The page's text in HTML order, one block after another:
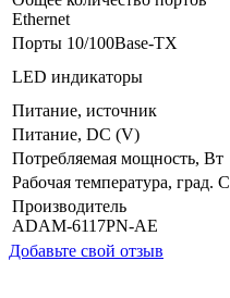
Ethernet
Порты 10/100Base-TX
LED индикаторы
Питание, источник
Питание, DC (V)
Потребляемая мощность, Вт
Рабочая температура, град. C
Производитель
ADAM-6117PN-AE
Добавьте свой отзыв